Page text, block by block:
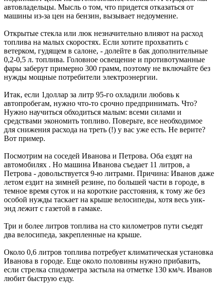
автовладельцы. Мысль о том, что придется отказаться от
машины из-за цен на бензин, вызывает недоумение.
Открытые стекла или люк незначительно влияют на расход
топлива на малых скоростях. Если хотите прохватить с
ветерком, гудящем в салоне, - долейте в бак дополнительные
0,2-0,5 л. топлива. Головное освещение и противотуманные
фары заберут примерно 300 грамм, поэтому не включайте без
нужды мощные потребители электроэнергии.
Итак, если 1доллар за литр 95-го охладили любовь к
автопробегам, нужно что-то срочно предпринимать. Что?
Нужно научиться обходиться малым: всеми силами и
средствами экономить топливо. Поверьте, все необходимое
для снижения расхода на треть (!) у вас уже есть. Не верите?
Вот пример.
Посмотрим на соседей Иванова и Петрова. Оба ездят на
автомобилях . Но машина Иванова съедает 11 литров, а
Петрова - довольствуется 9-ю литрами. Причина: Иванов даже
летом ездит на зимней резине, по большей части в городе, в
темное время суток и на короткие расстояния, к тому же без
особой нужды таскает на крыше велосипеды, хотя весь уик-
энд лежит с газетой в гамаке.
Три и более литров топлива на сто километров пути съедят
два велосипеда, закрепленные на крыше.
Около 0,6 литров топлива потребует климатическая установка
Иванова в городе. Еще около половины нужно прибавить,
если стрелка спидометра застыла на отметке 130 км/ч. Иванов
любит быструю езду.